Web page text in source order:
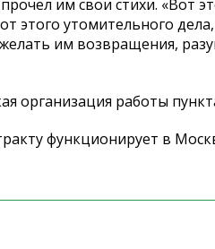
им свои стихи. «Вот
этого утомительного
им возвращения,
организация работы
функционирует в